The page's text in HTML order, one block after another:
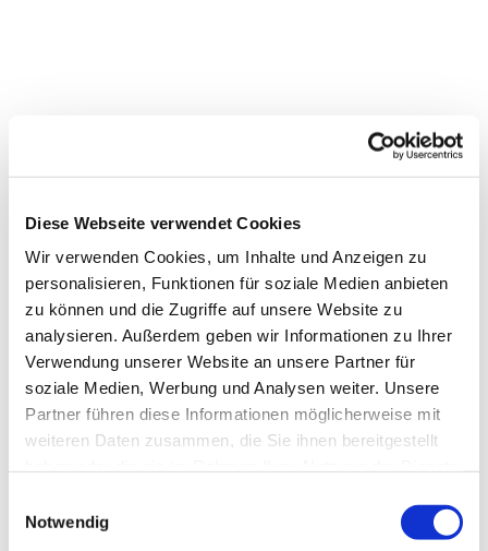
Diese Webseite verwendet Cookies
Wir verwenden Cookies, um Inhalte und Anzeigen zu
personalisieren, Funktionen für soziale Medien anbieten
zu können und die Zugriffe auf unsere Website zu
analysieren. Außerdem geben wir Informationen zu Ihrer
Verwendung unserer Website an unsere Partner für
soziale Medien, Werbung und Analysen weiter. Unsere
Partner führen diese Informationen möglicherweise mit
weiteren Daten zusammen, die Sie ihnen bereitgestellt
Notwendig
Dies könnte Sie auch
interessieren